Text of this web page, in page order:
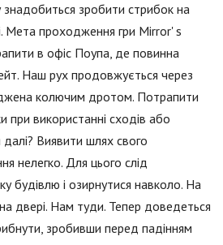
знадобиться зробити стрибок на
Мета проходження гри Mirror' s
в офіс Поупа, де повинна
Наш рух продовжується через
колючим дротом. Потрапити
при використанні сходів або
далі? Виявити шлях свого
нелегко. Для цього слід
будівлю і озирнутися навколо. На
двері. Нам туди. Тепер доведеться
зробивши перед падінням